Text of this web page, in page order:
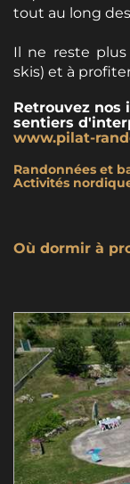
tout au long
Il ne reste plus
skis) et à
Retrouvez nos
sentiers
www.pilat-
Randonnées et
Activités
Où dormir à